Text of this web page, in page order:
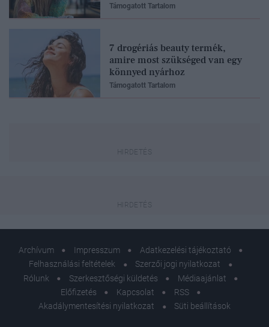
Támogatott Tartalom
7 drogériás beauty termék,
amire most szükséged van egy
könnyed nyárhoz
Támogatott Tartalom
Archívum Impresszum
Adatkezelési tájékoztató
Felhasználási feltételek
Szerzői jogi nyilatkozat
Rólunk
Szerkesztőségi küldetés
Médiaajánlat
Előfizetés
Kapcsolat
RSS
Akadálymentesítési nyilatkozat
Süti beállítások